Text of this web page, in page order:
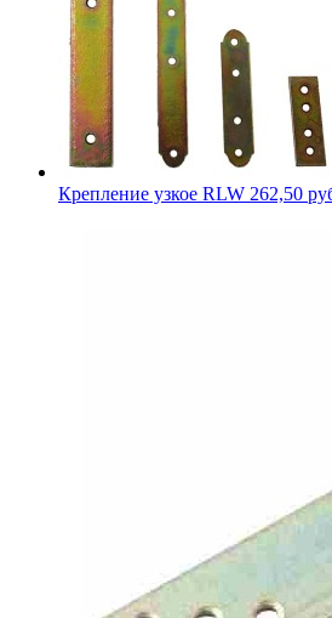
Крепление узкое RLW 262,50